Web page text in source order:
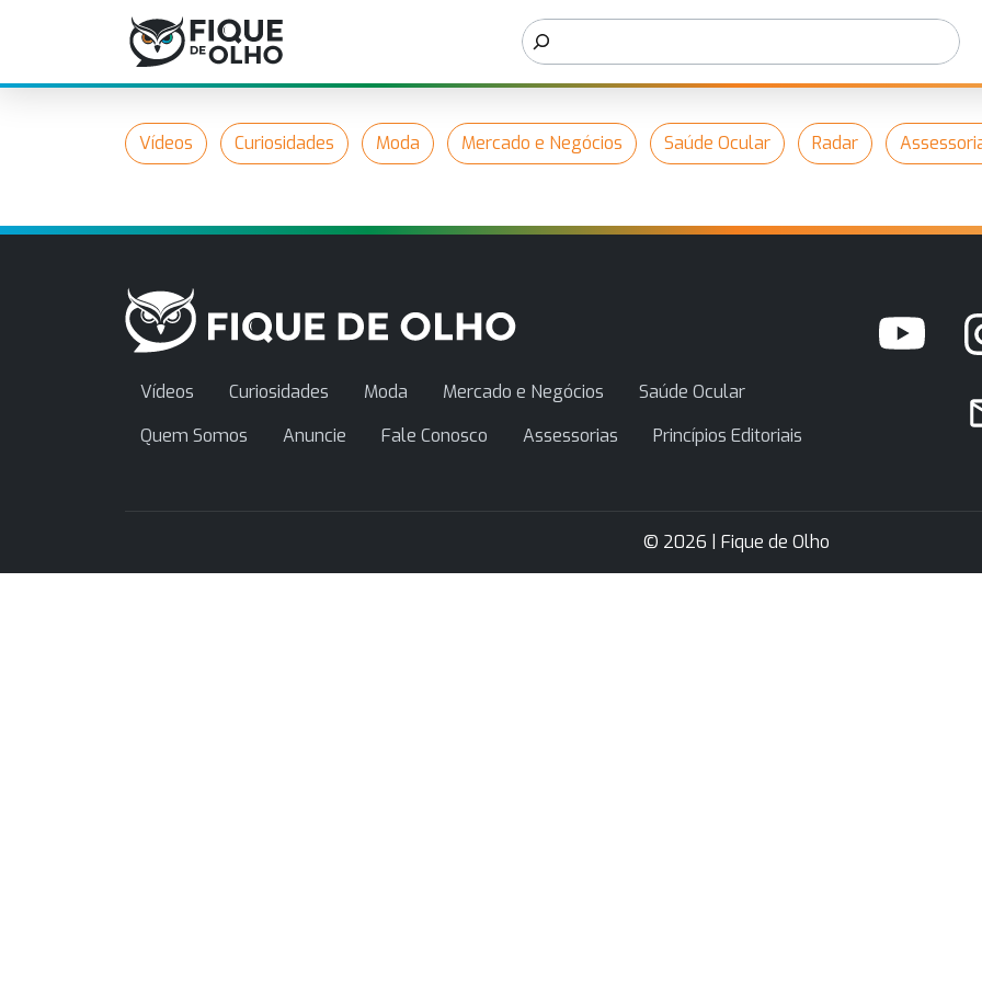
Vídeos Curiosidades Moda Mercado e Negócios Saúde Ocular Radar
Vídeos Curiosidades Moda Mercado e Negócios
Saúde Ocular
Quem Somos
Anuncie Fale Conosco Assessorias Princípios Editoriais
© 2026 | Fique de Olho